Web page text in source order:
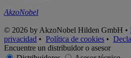
AkzoNobel
© 2026 by AkzoNobel Hilden GmbH •
privacidad • Política de cookies •
Encuentre un distribuidor o asesor